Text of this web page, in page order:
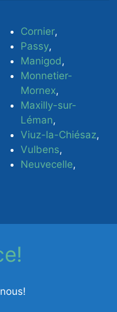
Cornier,
Passy,
Manigod,
Monnetier-
Mornex,
Maxilly-sur-
Léman,
Viuz-la-Chiésaz,
Vulbens,
Neuvecelle,